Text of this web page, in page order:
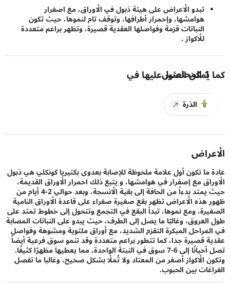
تبدو الأعراض على هيئة ذبول في الأوراق، مع اصفرار
هوامشها، وإحمرار أطرافها، وتوقف تام لنموها، حيث تكون
النباتات قزمة وفواصلها العقدية قصيرة، وتظهر براعم متعددة
للأكواز .
العثور عليها في 1 المحاصيل
الذرة
تكون أول علامة ملحوظة للإصابة بعدوى بكتيريا كونكلي هي ذبول
مع إصفرار في هوامشها، و يتبع ذلك احمرار الأوراق القديمة،
حيث يمتد بدءاً من الحافة إلى بقية الأنسجة، وبعد حوالي 2-4 أيام من
الأعراض تظهر بقع صغيرة صفراء على قاعدة الأوراق النامية
ومع نموها، تبدأ البقع في التجمع وتتحول إلى خطوط تمتد على
وغالبًا ما يصل إلى الطرف، حيث يبدو على النباتات المصابة
المبكرة التقزم الشديد، مع أوراق ملتوية ومشوهة وفواصل
قصيرة جدا، كما تتطور براعم متعددة وقد تنمو سوق فرعية أيضاً
تصل أحيانًا إلى 6-7 سوق في النبتة الواحدة، مما يعطيها مظهرًا كثيفًا.
الأكواز أصغر من المعتاد ولا تُملأ بشكل صحيح، وغالبا ما تفصل
بين الحبوب.